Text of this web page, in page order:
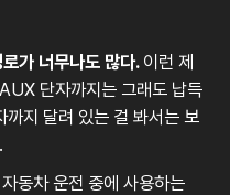
가 너무나도 많다. 이런 제
AUX 단자까지는 그래도 납득
까지 달려 있는 걸 봐서는 보
.
자동차 운전 중에 사용하는